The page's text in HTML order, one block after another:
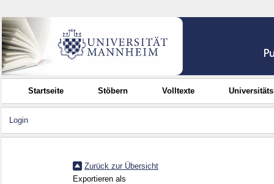
Startseite Stöbern Volltexte
Login
Zurück zur Übersicht
Exportieren als